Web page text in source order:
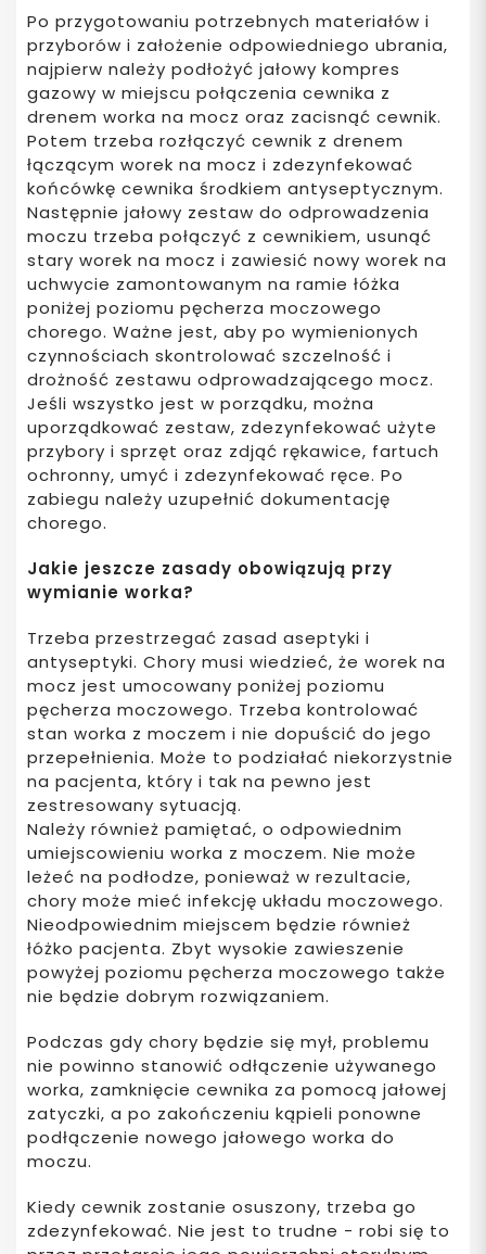
Po przygotowaniu potrzebnych materiałów i
przyborów i założenie odpowiedniego ubrania,
najpierw należy podłożyć jałowy kompres
gazowy w miejscu połączenia cewnika z
drenem worka na mocz oraz zacisnąć cewnik.
Potem trzeba rozłączyć cewnik z drenem
łączącym worek na mocz i zdezynfekować
końcówkę cewnika środkiem antyseptycznym.
Następnie jałowy zestaw do odprowadzenia
moczu trzeba połączyć z cewnikiem, usunąć
stary worek na mocz i zawiesić nowy worek na
uchwycie zamontowanym na ramie łóżka
poniżej poziomu pęcherza moczowego
chorego. Ważne jest, aby po wymienionych
czynnościach skontrolować szczelność i
drożność zestawu odprowadzającego mocz.
Jeśli wszystko jest w porządku, można
uporządkować zestaw, zdezynfekować użyte
przybory i sprzęt oraz zdjąć rękawice, fartuch
ochronny, umyć i zdezynfekować ręce. Po
zabiegu należy uzupełnić dokumentację
chorego.
Jakie jeszcze zasady obowiązują przy
wymianie worka?
Trzeba przestrzegać zasad aseptyki i
antyseptyki. Chory musi wiedzieć, że worek na
mocz jest umocowany poniżej poziomu
pęcherza moczowego. Trzeba kontrolować
stan worka z moczem i nie dopuścić do jego
przepełnienia. Może to podziałać niekorzystnie
na pacjenta, który i tak na pewno jest
zestresowany sytuacją.
Należy również pamiętać, o odpowiednim
umiejscowieniu worka z moczem. Nie może
leżeć na podłodze, ponieważ w rezultacie,
chory może mieć infekcję układu moczowego.
Nieodpowiednim miejscem będzie również
łóżko pacjenta. Zbyt wysokie zawieszenie
powyżej poziomu pęcherza moczowego także
nie będzie dobrym rozwiązaniem.
Podczas gdy chory będzie się mył, problemu
nie powinno stanowić odłączenie używanego
worka, zamknięcie cewnika za pomocą jałowej
zatyczki, a po zakończeniu kąpieli ponowne
podłączenie nowego jałowego worka do
moczu.
Kiedy cewnik zostanie osuszony, trzeba go
zdezynfekować. Nie jest to trudne - robi się to